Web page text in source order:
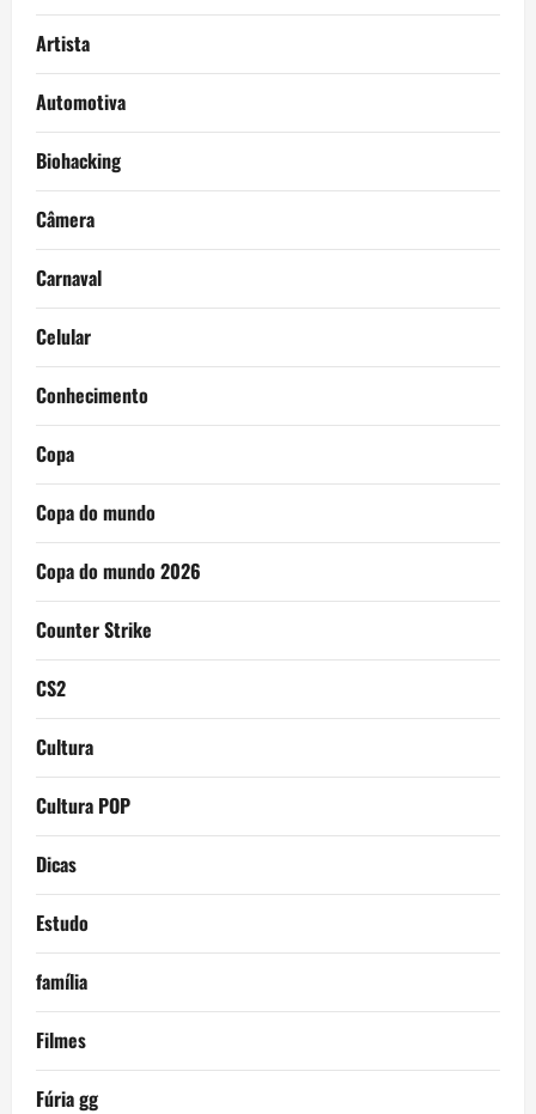
Artista
Automotiva
Biohacking
Câmera
Carnaval
Celular
Conhecimento
Copa
Copa do mundo
Copa do mundo 2026
Counter Strike
CS2
Cultura
Cultura POP
Dicas
Estudo
família
Filmes
Fúria gg